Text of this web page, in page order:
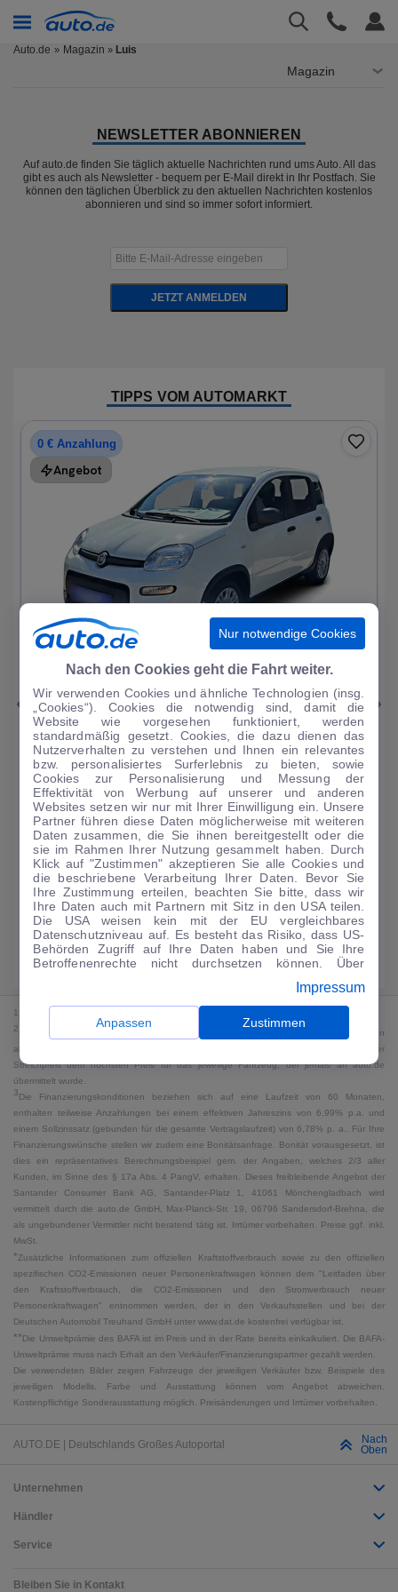
Auto.de Magazin » Luis
Magazin
NEWSLETTER ABONNIEREN
Auf auto.de finden Sie täglich aktuelle Nachrichten rund ums Auto. All das
gibt es auch als Newsletter - bequem per E-Mail direkt in Ihr Postfach. Sie
können den täglichen Überblick zu den aktuellen Nachrichten kostenlos
abonnieren und sind so immer sofort informiert.
JETZT ANMELDEN
TIPPS VOM AUTOMARKT
0 € Anzahlung
Angebot
|15
Fiat Panda
1.0 Mild Hybrid Base neuwertig
1.214 km·05/2024· ·Benzin·Manuell
Finanzierung Kaufen
122€/mtl.
Guter Preis4
0 € Anzahlung ·60 Monate ·Finanzierungs-Details
Angebot anfragen Rate anpassen
Kraftstoffverbrauch komb. 6,3 l/100 km · CO₂-Emissionen komb. 145 g/km
· CO₂-Klasse E · WLTP*
1
2 Bei dem Streichpreis handelt es sich für Neufahrzeuge und junge Gebrauchte um den
an auto.de übermittelten Listenpreis. Für alle anderen Fahrzeuge entspricht der
Streichpreis dem höchsten Preis für das jeweilige Fahrzeug, der jemals an auto.de
übermittelt wurde.
3Die Finanzierungskonditionen beziehen sich auf eine Laufzeit von 60 Monaten,
enthalten teilweise Anzahlungen bei einem effektiven Jahreszins von 6,99% p.a. und
einem Sollzinssatz (gebunden für die gesamte Vertragslaufzeit) von 6,78% p. a.. Für Ihre
Finanzierungswünsche stellen wir zudem eine Bonitätsanfrage. Bonität vorausgesetzt, ist
dies ein repräsentatives Berechnungsbeispiel gem. der Angaben, welches 2/3 aller
Kunden, im Sinne des § 17a Abs. 4 PangV, erhalten. Dieses freibleibende Angebot der
Santander Consumer Bank AG, Santander-Platz 1, 41061 Mönchengladbach wird
vermittelt durch die auto.de GmbH, Max-Planck-Str. 19, 06796 Sandersdorf-Brehna, die
als ungebundener Vermittler nicht beratend tätig ist. Irrtümer vorbehalten. Preise ggf. inkl.
MwSt.
*Zusätzliche Informationen zum offiziellen Kraftstoffverbrauch sowie zu den offiziellen
spezifischen CO2-Emissionen neuer Personenkraftwagen können dem "Leitfaden über
den Kraftstoffverbrauch, die CO2-Emissionen und den Stromverbrauch neuer
Personenkraftwagen" entnommen werden, der in den Verkaufsstellen und bei der
Deutschen Automobil Treuhand GmbH unter www.dat.de kostenfrei verfügbar ist.
**Die Umweltprämie des BAFA ist im Preis und in der Rate bereits einkalkuliert. Die BAFA-
Umweltprämie muss nach Erhalt an den Verkäufer/Finanzierungspartner gezahlt werden.
Die verwendeten Bilder zeigen Fahrzeuge der jeweiligen Verkäufer bzw. Beispiele des
jeweiligen Modells. Farbe und Ausstattung können vom Angebot abweichen.
Kostenpflichtige Sonderausstattung möglich. Preisänderungen und Irrtümer vorbehalten.
AUTO.DE | Deutschlands Großes Autoportal
Nach
Oben
Unternehmen
Händler
Service
Bleiben Sie in Kontakt
Nur notwendige Cookies
Nach den Cookies geht die Fahrt weiter.
Wir verwenden Cookies und ähnliche Technologien (insg.
„Cookies“). Cookies die notwendig sind, damit die
Website wie vorgesehen funktioniert, werden
standardmäßig gesetzt. Cookies, die dazu dienen das
Nutzerverhalten zu verstehen und Ihnen ein relevantes
bzw. personalisiertes Surferlebnis zu bieten, sowie
Cookies zur Personalisierung und Messung der
Effektivität von Werbung auf unserer und anderen
Websites setzen wir nur mit Ihrer Einwilligung ein. Unsere
Partner führen diese Daten möglicherweise mit weiteren
Daten zusammen, die Sie ihnen bereitgestellt oder die
sie im Rahmen Ihrer Nutzung gesammelt haben. Durch
Klick auf "Zustimmen" akzeptieren Sie alle Cookies und
die beschriebene Verarbeitung Ihrer Daten. Bevor Sie
Ihre Zustimmung erteilen, beachten Sie bitte, dass wir
Ihre Daten auch mit Partnern mit Sitz in den USA teilen.
Die USA weisen kein mit der EU vergleichbares
Datenschutzniveau auf. Es besteht das Risiko, dass US-
Behörden Zugriff auf Ihre Daten haben und Sie Ihre
Betroffenenrechte nicht durchsetzen können. Über
anpassen. Dies ist auch später jederzeit im Bereich
Cookie-Richtliniemöglich. Weitere Informationen finden
Sie in unsererDatenschutzerklärung .
Impressum
Anpassen Zustimmen